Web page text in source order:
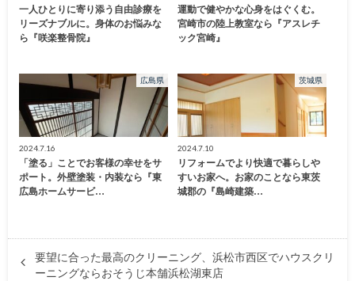
一人ひとりに寄り添う自由診療を
リーズナブルに。身体のお悩みな
ら『咲楽整骨院』
運動で健やかな心身をはぐくむ。
宮崎市の陸上教室なら『アスレチ
ック宮崎』
広島県
2024.7.16
「塗る」ことでお客様の幸せをサ
ポート。外壁塗装・内装なら『東
広島ホームサービ…
茨城県
2024.7.10
リフォームでより快適で暮らしや
すいお家へ。お家のことなら東茨
城郡の『島崎建築…
要望に合った最高のクリーニング、浜松市西区でハウスクリ
ーニングならおそうじ本舗浜松湖東店